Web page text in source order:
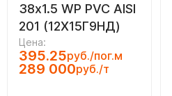
38х1.5 WP PVC AISI
201 (12Х15Г9НД)
Цена:
395.25руб./пог.м
289 000руб./т